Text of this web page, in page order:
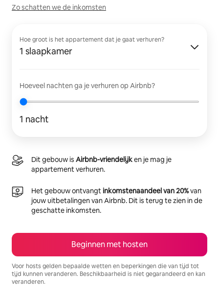
Zo schatten we de inkomsten
Hoe groot is het appartement dat je gaat verhuren?
1 slaapkamer
Hoeveel nachten ga je verhuren op Airbnb?
1 nacht
Dit gebouw is Airbnb-vriendelijken je mag je
appartement verhuren.
Het gebouw ontvangtinkomstenaandeel van 20%van
jouw uitbetalingen van Airbnb. Dit is terug te zien in de
geschatte inkomsten.
Beginnen met hosten
Voor hosts gelden bepaalde wetten en beperkingen die van tijd tot
tijd kunnen veranderen. Beschikbaarheid is niet gegarandeerd en kan
veranderen.